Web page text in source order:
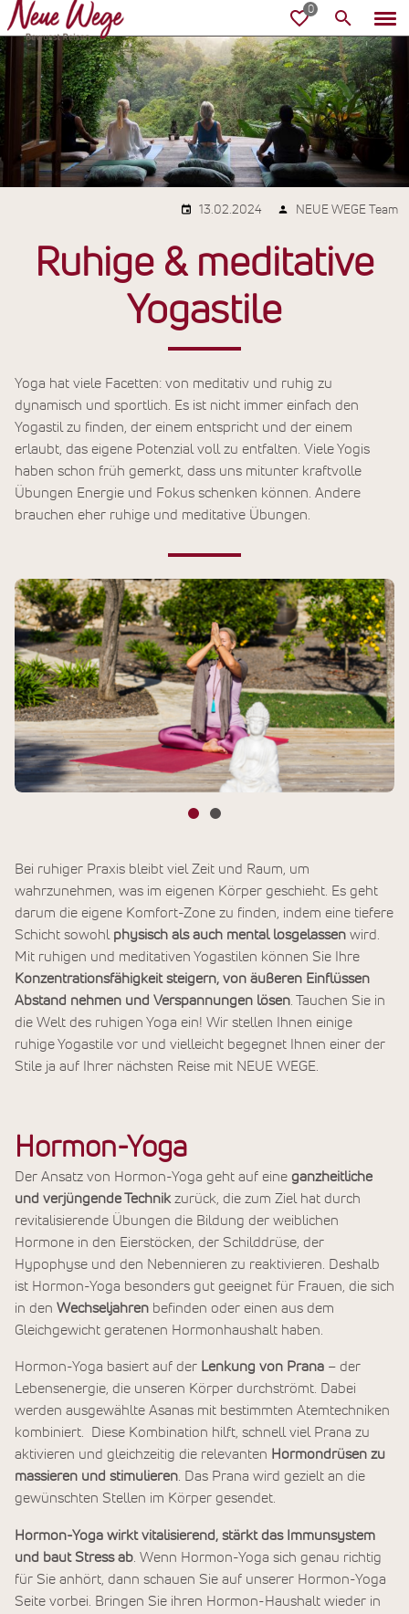
13.02.2024 NEUE WEGE Team
Ruhige & meditative
Yogastile
Yoga hat viele Facetten: von meditativ und ruhig zu
dynamisch und sportlich. Es ist nicht immer einfach den
Yogastil zu finden, der einem entspricht und der einem
erlaubt, das eigene Potenzial voll zu entfalten. Viele Yogis
haben schon früh gemerkt, dass uns mitunter kraftvolle
Übungen Energie und Fokus schenken können. Andere
brauchen eher ruhige und meditative Übungen.
Bei ruhiger Praxis bleibt viel Zeit und Raum, um
wahrzunehmen, was im eigenen Körper geschieht. Es geht
darum die eigene Komfort-Zone zu finden, indem eine tiefere
Schicht sowohl physisch als auch mental losgelassen wird.
Mit ruhigen und meditativen Yogastilen können Sie Ihre
Konzentrationsfähigkeit steigern, von äußeren Einflüssen
Abstand nehmen und Verspannungen lösen. Tauchen Sie in
die Welt des ruhigen Yoga ein! Wir stellen Ihnen einige
ruhige Yogastile vor und vielleicht begegnet Ihnen einer der
Stile ja auf Ihrer nächsten Reise mit NEUE WEGE.
Hormon-Yoga
Der Ansatz von Hormon-Yoga geht auf eine ganzheitliche
und verjüngende Technik zurück, die zum Ziel hat durch
revitalisierende Übungen die Bildung der weiblichen
Hormone in den Eierstöcken, der Schilddrüse, der
Hypophyse und den Nebennieren zu reaktivieren. Deshalb
ist Hormon-Yoga besonders gut geeignet für Frauen, die sich
in den Wechseljahren befinden oder einen aus dem
Gleichgewicht geratenen Hormonhaushalt haben.
Hormon-Yoga basiert auf der Lenkung von Prana – der
Lebensenergie, die unseren Körper durchströmt. Dabei
werden ausgewählte Asanas mit bestimmten Atemtechniken
kombiniert. Diese Kombination hilft, schnell viel Prana zu
aktivieren und gleichzeitig die relevanten Hormondrüsen zu
massieren und stimulieren . Das Prana wird gezielt an die
gewünschten Stellen im Körper gesendet.
Hormon-Yoga wirkt vitalisierend, stärkt das Immunsystem
und baut Stress ab . Wenn Hormon-Yoga sich genau richtig
für Sie anhört, dann schauen Sie auf unserer Hormon-Yoga
Seite vorbei. Bringen Sie ihren Hormon-Haushalt wieder in